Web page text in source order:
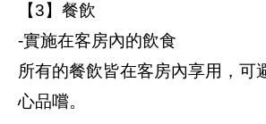
【3】餐飲
-實施在客房內的飲食
所有的餐飲皆在客房內享用，可
心品嚐。